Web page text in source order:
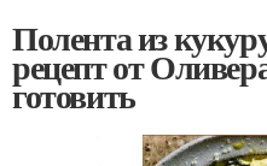
Полента из
рецепт от
готовить